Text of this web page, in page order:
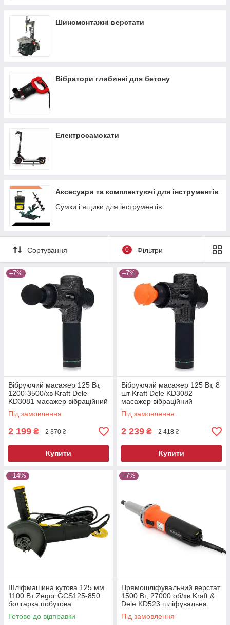
Шиномонтажні верстати
Вібратори глибинні для бетону
Електросамокати
Аксесуари та комплектуючі для інструментів
Сумки і ящики для інструментів
Сортування 0 Фільтри
–7%
Вібруючий масажер 125 Вт,
1200-3500/хв Kraft Dele
KD3081 масажер вібраційний
Під замовлення
2 199 ₴ 2 370 ₴
Купити
–7%
Вібруючий масажер 125 Вт, 8
шт Kraft Dele KD3082
масажер вібраційний
Під замовлення
2 239 ₴ 2 418 ₴
Купити
–14%
Шліфмашина кутова 125 мм
1100 Вт Zegor GCS125-850
болгарка побутова
електрична для різання та
шліфування
Готово до відправки
–7%
Прямошліфувальний верстат
1500 Вт, 27000 об/хв Kraft &
Dele KD523 шліфувальна
машина пряма
Під замовлення